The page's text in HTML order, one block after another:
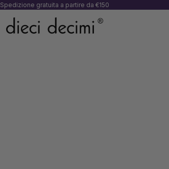
Spedizione gratuita a partire da €150